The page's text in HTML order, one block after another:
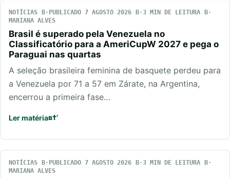
NOTÍCIAS PUBLICADO 7 AGOSTO 2026
3 MIN DE LEITURA
MARIANA ALVES
Brasil é superado pela Venezuela no
Classificatório para a AmeriCupW 2027 e pega o
Paraguai nas quartas
A seleção brasileira feminina de basquete perdeu para
a Venezuela por 71 a 57 em Zárate, na Argentina,
encerrou a primeira fase…
Ler matéria
NOTÍCIAS PUBLICADO 7 AGOSTO 2026
3 MIN DE LEITURA
MARIANA ALVES